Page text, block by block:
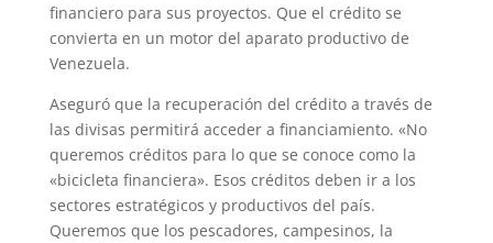
financiero para sus proyectos. Que el crédito se
convierta en un motor del aparato productivo de
Venezuela.
Aseguró que la recuperación del crédito a través de
las divisas permitirá acceder a financiamiento. «No
queremos créditos para lo que se conoce como la
«bicicleta financiera». Esos créditos deben ir a los
sectores estratégicos y productivos del país.
Queremos que los pescadores, campesinos, la